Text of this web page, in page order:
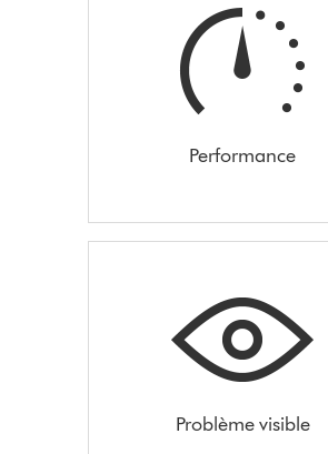
Performance
Problème visible